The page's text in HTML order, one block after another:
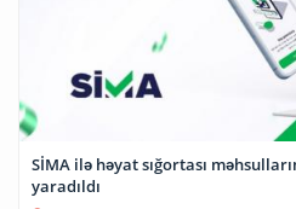
SİMA ilə həyat sığortası
yaradıldı